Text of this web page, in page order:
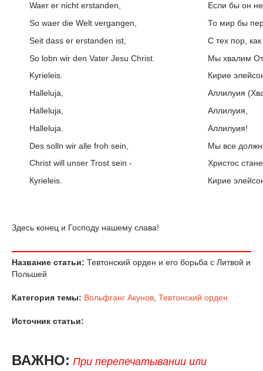
Waer er nicht erstanden,
So waer die Welt vergangen,
Seit dass er erstanden ist,
So lobn wir den Vater Jesu Christ.
Kyriеleis.
Halleluja,
Halleluja,
Halleluja.
Des solln wir alle froh sein,
Christ will unser Trost sein -
Кyrieleis.
Если бы он
То мир бы
С тех пор,
Мы хвалим
Кирие
Аллилуия
Аллилуия,
Аллилуия!
Мы все
Христос
Кирие
Здесь конец и Господу нашему слава!
Название статьи: Тевтонский орден и его борьба с Литвой и
Польшей
Категория темы: Вольфганг Акунов Тевтонский орден
Источник статьи:
ВАЖНО: При перепечатывании или